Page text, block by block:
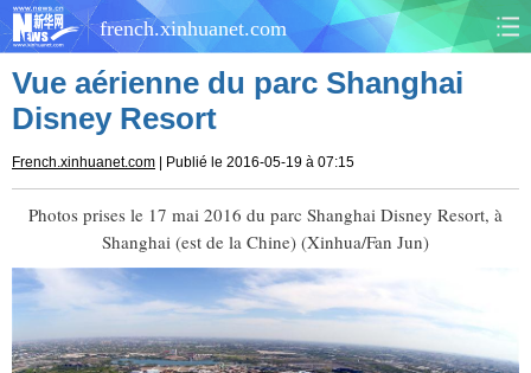
french.xinhuanet.com
CHINE MONDE
CULTURE SOCIÉTÉ
SANTÉ
PLANÈTE
Vue aérienne du parc Shanghai
Disney Resort
French.xinhuanet.com | Publié le 2016-05-19 à 07:15
Photos prises le 17 mai 2016 du parc Shanghai Disney Resort, à
Shanghai (est de la Chine) (Xinhua/Fan Jun)